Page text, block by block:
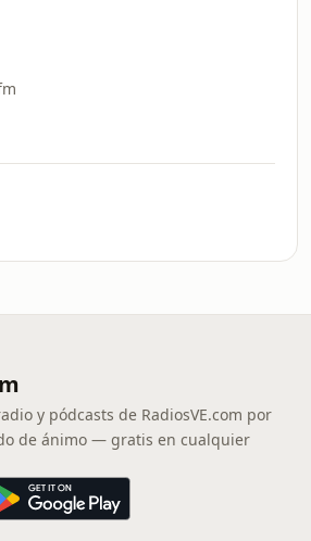
y pódcasts de RadiosVE.com por
de ánimo — gratis en cualquier